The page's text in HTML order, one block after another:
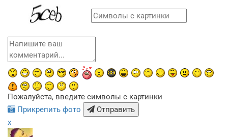
Пожалуйста, введите символы с картинки
Прикрепить фото
Отправить
x